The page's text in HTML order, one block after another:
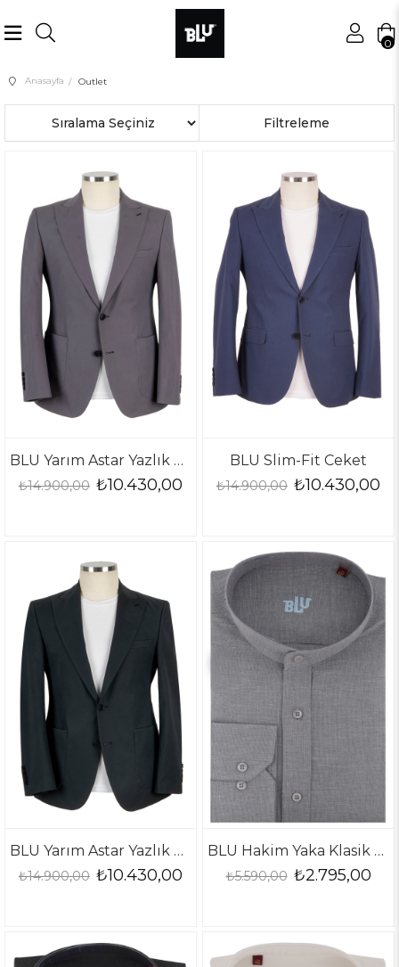
0
Anasayfa Outlet
Filtreleme
Sıralama
BLU Yarım Astar Yazlık Ceket
₺10.430,00
₺14.900,00
BLU Slim-Fit Ceket
₺10.430,00
₺14.900,00
BLU Yarım Astar Yazlık Ceket
₺10.430,00
₺14.900,00
BLU Hakim Yaka Klasik Gömlek
₺2.795,00
₺5.590,00